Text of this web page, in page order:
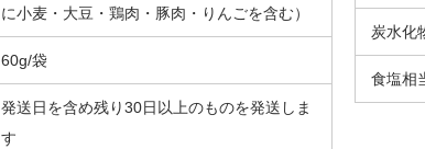
に小麦・大豆・鶏肉・豚肉・りんごを含む）
60g/袋
発送日を含め残り30日以上のものを発送しま
す
炭水化
食塩相